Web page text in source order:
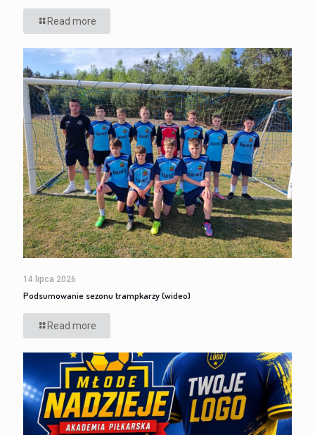
Read more
14 lipca 2026
Podsumowanie sezonu trampkarzy (wideo)
Read more